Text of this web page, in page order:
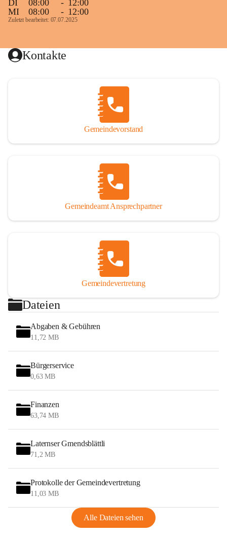
DI
08:00 - 12:00
MI
08:00 - 12:00
Zuletzt bearbeitet: 07.07.2025
Kontakte
Gemeindevorstand
Gemeindeamt Ansprechpartner
Gemeindevertretung
Dateien
Abgaben & Gebühren
11,72 MB
Bürgerservice
0,63 MB
Finanzen
63,74 MB
Laternser Gmendsblättli
71,2 MB
Protokolle der Gemeindevertretung
11,03 MB
Alle Dateien sehen